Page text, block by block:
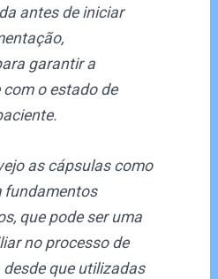
antes de iniciar
garantir a
o estado de
as cápsulas como
fundamentos
que pode ser uma
no processo de
que utilizadas